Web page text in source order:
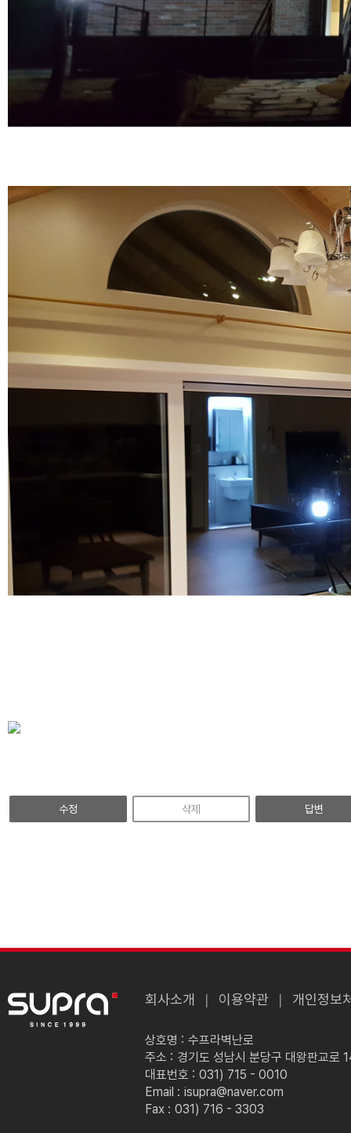
수정 삭제 답변
회사소개 이용약관 개인정보
상호명 : 수프라벽난로
주소 : 경기도 성남시 분당구 대왕판교로
대표번호 : 031) 715 - 0010
Email : isupra@naver.com
Fax : 031) 716 - 3303